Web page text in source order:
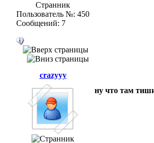
Странник
Пользователь №: 450
Сообщений: 7
crazyyy
ну что там